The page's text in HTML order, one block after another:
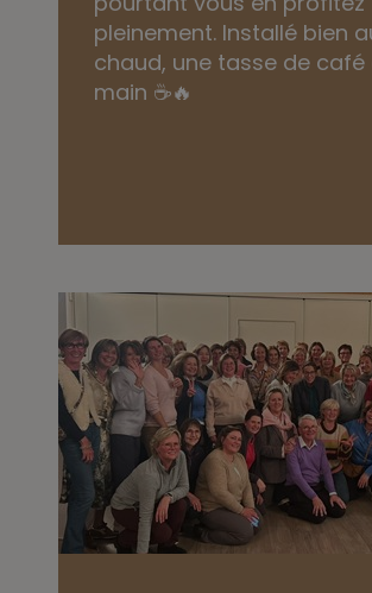
pleinement. Installé bien
chaud, une tasse de café
main ☕🔥